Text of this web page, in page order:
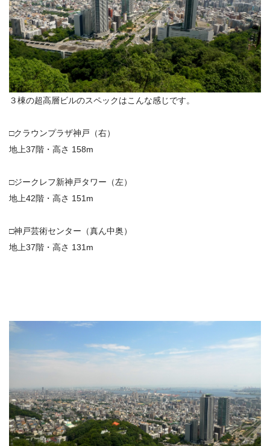
３棟の超高層ビルのスペックはこんな感じです。
□クラウンプラザ神戸（右）
地上37階・高さ 158m
□ジークレフ新神戸タワー（左）
地上42階・高さ 151m
□神戸芸術センター（真ん中奥）
地上37階・高さ 131m